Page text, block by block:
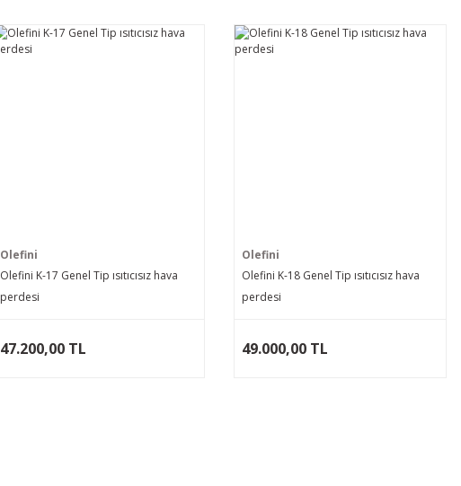
Olefini
Olefini K-17 Genel Tip ısıtıcısız hava
perdesi
47.200,00 TL
Olefini
Olefini K-18 Genel Tip ısıtıcısız hava
perdesi
49.000,00 TL